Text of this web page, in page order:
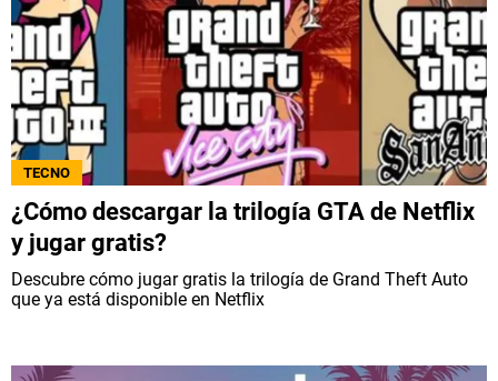
TECNO
¿Cómo descargar la trilogía GTA de Netflix
y jugar gratis?
Descubre cómo jugar gratis la trilogía de Grand Theft Auto
que ya está disponible en Netflix